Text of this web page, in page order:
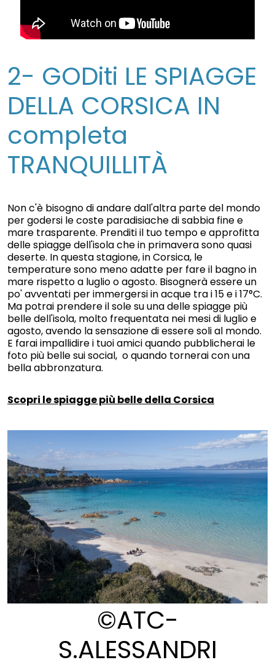
2- GODiti LE SPIAGGE
DELLA CORSICA IN
completa
TRANQUILLITÀ
Non c'è bisogno di andare dall'altra parte del mondo
per godersi le coste paradisiache di sabbia fine e
mare trasparente. Prenditi il tuo tempo e approfitta
delle spiagge dell'isola che in primavera sono quasi
deserte. In questa stagione, in Corsica, le
temperature sono meno adatte per fare il bagno in
mare rispetto a luglio o agosto. Bisognerà essere un
po' avventati per immergersi in acque tra i 15 e i 17°C.
Ma potrai prendere il sole su una delle spiagge più
belle dell'isola, molto frequentata nei mesi di luglio e
agosto, avendo la sensazione di essere soli al mondo.
E farai impallidire i tuoi amici quando pubblicherai le
foto più belle sui social, o quando tornerai con una
bella abbronzatura.
Scopri le spiagge più belle della Corsica
©ATC-
S.ALESSANDRI